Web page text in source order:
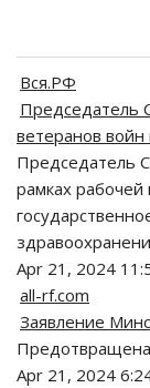
Вся.РФ
Председатель
ветеранов
Председатель
рамках рабочей
Apr 21, 2024
all-rf.com
Заявление
Предотвращена
Apr 21, 2024